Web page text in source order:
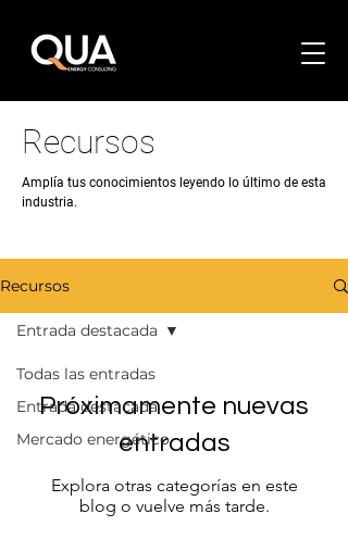
Recursos
Amplía tus conocimientos leyendo lo último de esta
industria.
Recursos
Todas las entradas
Entrada destacada
Mercado energético
Entrada destacada
Próximamente nuevas
entradas
Explora otras categorías en este
blog o vuelve más tarde.